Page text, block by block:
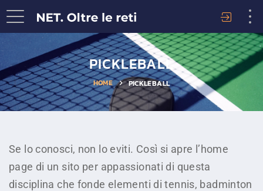
PICKLEBALL
HOME PICKLEBALL
Se lo conosci, non lo eviti. Così si apre l’home
page di un sito per appassionati di questa
disciplina che fonde elementi di tennis, badminton